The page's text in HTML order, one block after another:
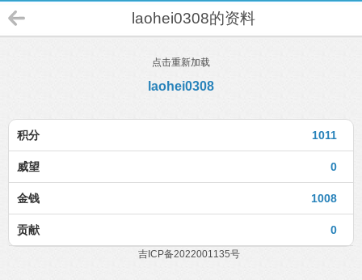
laohei0308的资料
点击重新加载
laohei0308
1011
积分
0
威望
1008
金钱
0
贡献
吉ICP备2022001135号